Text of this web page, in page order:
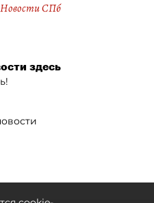
Новости СПб
здесь